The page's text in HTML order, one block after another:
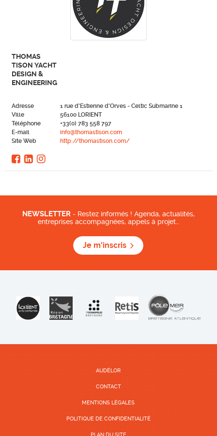
THOMAS
TISON YACHT
DESIGN &
ENGINEERING
Adresse
1 rue d'Estienne d'Orves - Celtic Submarine 1
Ville
56100 LORIENT
Téléphone
+33(0) 783 558 797
E-mail
info@thomastison.com
Site Web
http://thomastison.com/
NEWSLETTER - Restez informés ! Agenda, actualités,
entreprises accompagnées, appels à projet…
Je m'inscris
AUDÉLOR
CONTACT
MENTIONS LÉGALES
POLITIQUE DE CONFIDENTIALITÉ